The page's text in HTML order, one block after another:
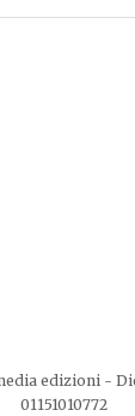
edizioni -
01151010772